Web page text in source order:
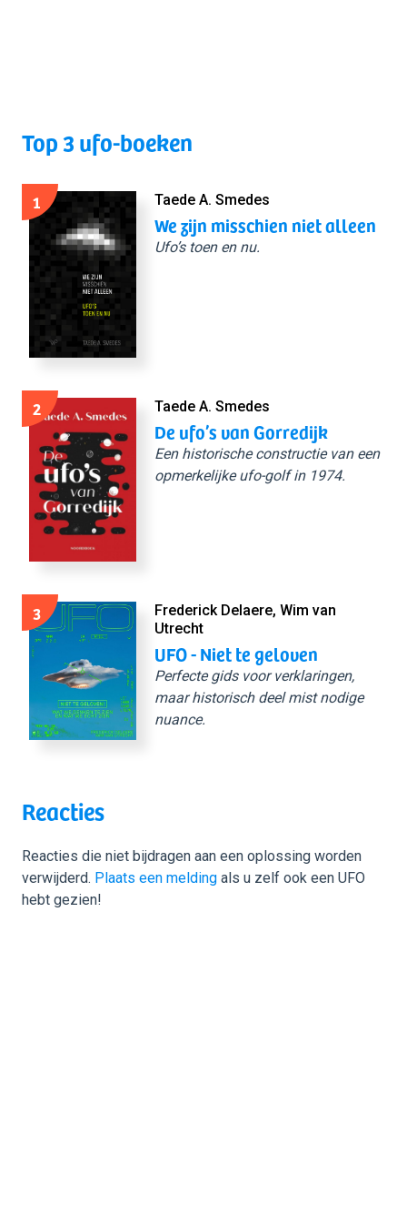
Top 3 ufo-boeken
1 Taede A. Smedes
We zijn misschien niet alleen
Ufo’s toen en nu.
2 Taede A. Smedes
De ufo’s van Gorredijk
Een historische constructie van een
opmerkelijke ufo-golf in 1974.
3
Frederick Delaere, Wim van
Utrecht
UFO - Niet te geloven
Perfecte gids voor verklaringen,
maar historisch deel mist nodige
nuance.
Reacties
Reacties die niet bijdragen aan een oplossing worden
verwijderd. Plaats een melding als u zelf ook een UFO
hebt gezien!